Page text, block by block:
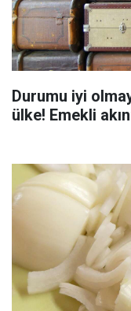
Durumu iyi
ülke! Emekli